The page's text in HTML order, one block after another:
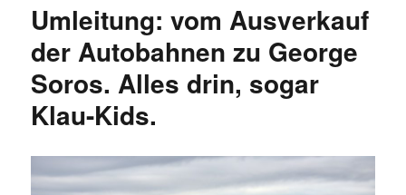
Umleitung: vom Ausverkauf
der Autobahnen zu George
Soros. Alles drin, sogar
Klau-Kids.